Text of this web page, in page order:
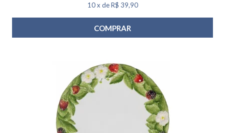
10 x de R$ 39,90
COMPRAR